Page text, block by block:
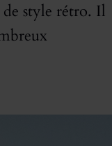
style rétro. Il